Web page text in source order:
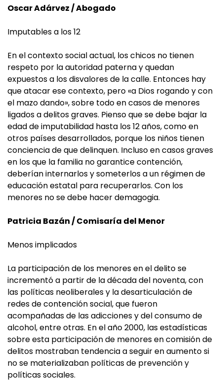
Oscar Adárvez / Abogado
Imputables a los 12
En el contexto social actual, los chicos no tienen
respeto por la autoridad paterna y quedan
expuestos a los disvalores de la calle. Entonces hay
que atacar ese contexto, pero «a Dios rogando y con
el mazo dando», sobre todo en casos de menores
ligados a delitos graves. Pienso que se debe bajar la
edad de imputabilidad hasta los 12 años, como en
otros países desarrollados, porque los niños tienen
conciencia de que delinquen. Incluso en casos graves
en los que la familia no garantice contención,
deberían internarlos y someterlos a un régimen de
educación estatal para recuperarlos. Con los
menores no se debe hacer demagogia.
Patricia Bazán / Comisaría del Menor
Menos implicados
La participación de los menores en el delito se
incrementó a partir de la década del noventa, con
las políticas neoliberales y la desarticulación de
redes de contención social, que fueron
acompañadas de las adicciones y del consumo de
alcohol, entre otras. En el año 2000, las estadísticas
sobre esta participación de menores en comisión de
delitos mostraban tendencia a seguir en aumento si
no se materializaban políticas de prevención y
políticas sociales.